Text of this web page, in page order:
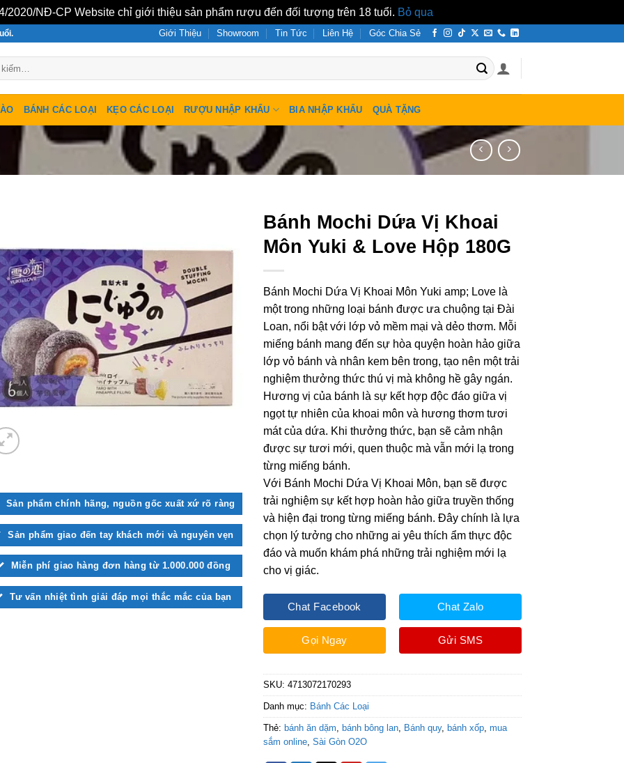
2020/NĐ-CP Website chỉ giới thiệu sản phẩm rượu đến đối tượng trên 18 tuổi. Bỏ qua
Giới Thiệu Showroom Tin Tức Liên Hệ Góc Chia Sẻ
BÁNH CÁC LOẠI KẸO CÁC LOẠI RƯỢU NHẬP KHẨU BIA NHẬP KHẨU QUÀ TẶNG
Sản phẩm chính hãng, nguồn gốc xuất xứ rõ ràng
Sản phẩm giao đến tay khách mới và nguyên vẹn
Miễn phí giao hàng đơn hàng từ 1.000.000 đồng
Tư vấn nhiệt tình giải đáp mọi thắc mắc của bạn
Bánh Mochi Dứa Vị Khoai
Môn Yuki & Love Hộp 180G
Bánh Mochi Dứa Vị Khoai Môn Yuki amp; Love là
một trong những loại bánh được ưa chuộng tại Đài
Loan, nổi bật với lớp vỏ mềm mại và dẻo thơm. Mỗi
miếng bánh mang đến sự hòa quyện hoàn hảo giữa
lớp vỏ bánh và nhân kem bên trong, tạo nên một trải
nghiệm thưởng thức thú vị mà không hề gây ngán.
Hương vị của bánh là sự kết hợp độc đáo giữa vị
ngọt tự nhiên của khoai môn và hương thơm tươi
mát của dứa. Khi thưởng thức, bạn sẽ cảm nhận
được sự tươi mới, quen thuộc mà vẫn mới lạ trong
từng miếng bánh.
Với Bánh Mochi Dứa Vị Khoai Môn, bạn sẽ được
trải nghiệm sự kết hợp hoàn hảo giữa truyền thống
và hiện đại trong từng miếng bánh. Đây chính là lựa
chọn lý tưởng cho những ai yêu thích ẩm thực độc
đáo và muốn khám phá những trải nghiệm mới lạ
cho vị giác.
Chat Facebook
Gọi Ngay
Chat Zalo
Gửi SMS
SKU:4713072170293
Danh mục: Bánh Các Loại
Thẻ: bánh ăn dặm, bánh bông lan, Bánh quy, bánh xốp,mua
sắm online,Sài Gòn O2O